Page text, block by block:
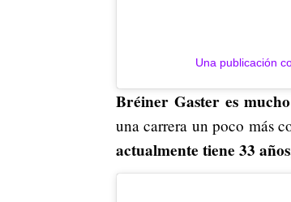
Una publicación
Bréiner Gaster es
una carrera un poco más
actualmente tiene 33